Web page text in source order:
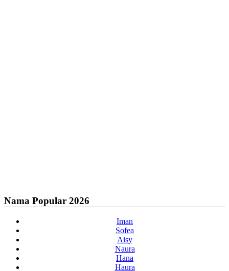
Nama Popular 2026
Iman
Sofea
Aisy
Naura
Hana
Haura